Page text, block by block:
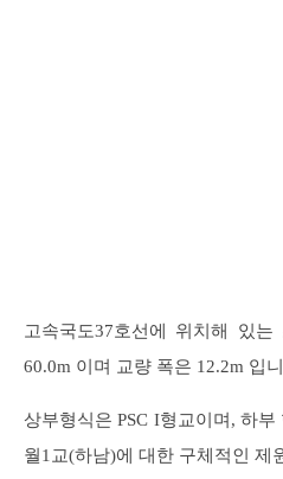
고속국도37호선에 위치해 있는
60.0m 이며 교량 폭은 12.2m 입
상부형식은 PSC I형교이며, 하
월1교(하남)에 대한 구체적인 제